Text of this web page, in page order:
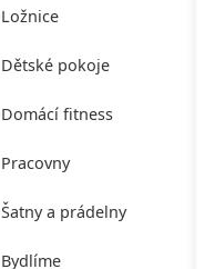
Ložnice
Dětské pokoje
Domácí fitness
Pracovny
Šatny a prádelny
Bydlíme